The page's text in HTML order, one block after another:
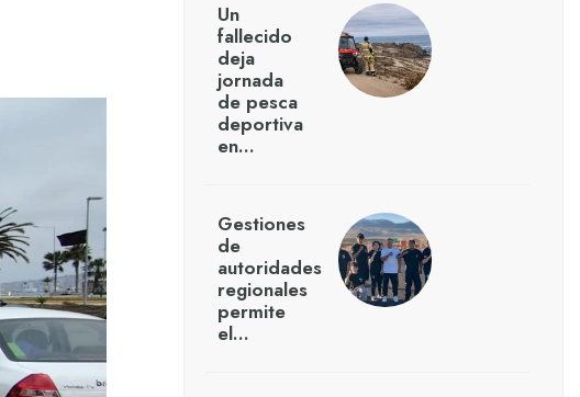
Un
fallecido
deja
jornada
de pesca
deportiva
en…
Gestiones
de
autoridades
regionales
permite
el…